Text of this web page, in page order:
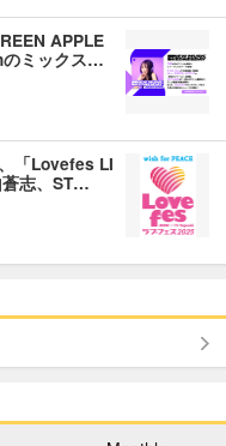
APPLE
のミックス…
「Lovefes LI
志、ST…